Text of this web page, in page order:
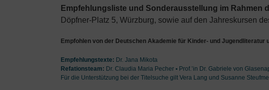
Empfehlungsliste und Sonderausstellung im Rahmen
Döpfner-Platz 5, Würzburg, sowie auf den Jahreskursen
Empfohlen von der Deutschen Akademie für Kinder- und Jugendliteratur
Empfehlungstexte: Dr. Jana Mikota
Refationsteam: Dr. Claudia Maria Pecher • Prof.’in Dr. Gabriele von
Für die Unterstützung bei der Titelsuche gilt Vera Lang und Susanne